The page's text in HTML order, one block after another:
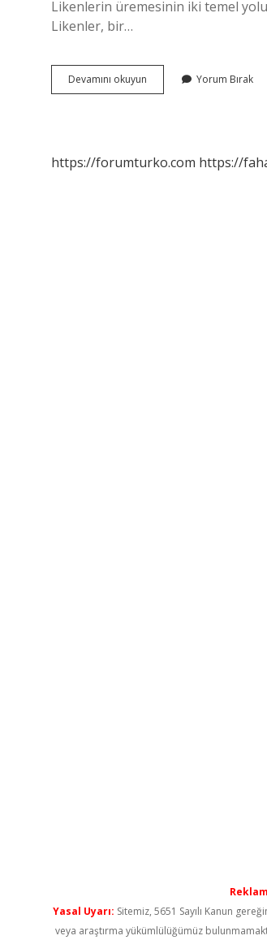
Likenlerin üremesinin iki temel yolu
Likenler, bir…
Devamını okuyun
Nedir
Yorum Bırak
https://forumturko.com https://
Yasal Uyarı: Sitemiz, 5651 Sayılı Kanun
veya araştırma yükümlülüğümüz